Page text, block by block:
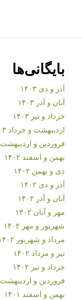
بایگانی‌ها
آذر و دی ۱۴۰۳
آبان و آذر ۱۴۰۳
خرداد و تیر ۱۴۰۳
اردیبهشت و خرداد ۱۴۰۳
فروردین و اردیبهشت ۱۴۰۳
بهمن و اسفند ۱۴۰۲
دی و بهمن ۱۴۰۲
آذر و دی ۱۴۰۲
آبان و آذر ۱۴۰۲
مهر و آبان ۱۴۰۲
شهریور و مهر ۱۴۰۲
مرداد و شهریور ۱۴۰۲
تیر و مرداد ۱۴۰۲
خرداد و تیر ۱۴۰۲
فروردین و اردیبهشت ۱۴۰۲
بهمن و اسفند ۱۴۰۱